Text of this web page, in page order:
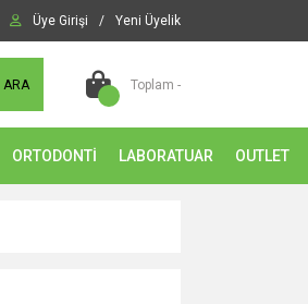
Üye Girişi / Yeni Üyelik
ARA Toplam -
ORTODONTİ LABORATUAR OUTLET